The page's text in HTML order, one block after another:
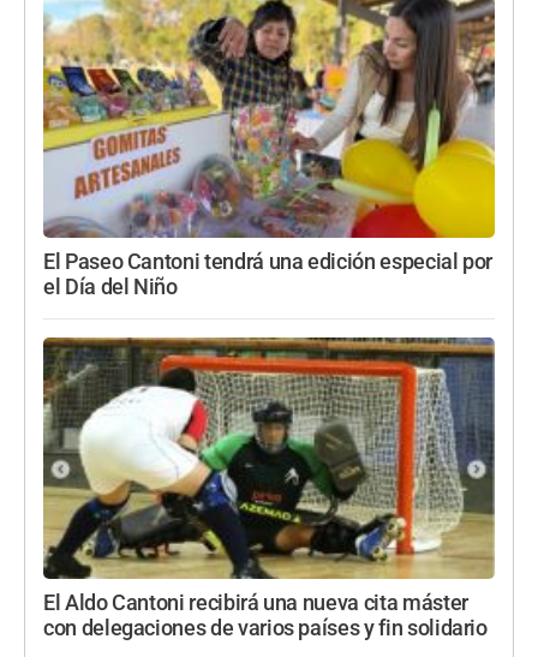
El Paseo Cantoni tendrá una edición especial por
el Día del Niño
El Aldo Cantoni recibirá una nueva cita máster
con delegaciones de varios países y fin solidario